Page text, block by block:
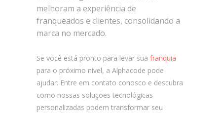
melhoram a experiência de
franqueados e clientes, consolidando a
marca no mercado.
Se você está pronto para levar sua franquia
para o próximo nível, a Alphacode pode
ajudar. Entre em contato conosco e descubra
como nossas soluções tecnológicas
personalizadas podem transformar seu